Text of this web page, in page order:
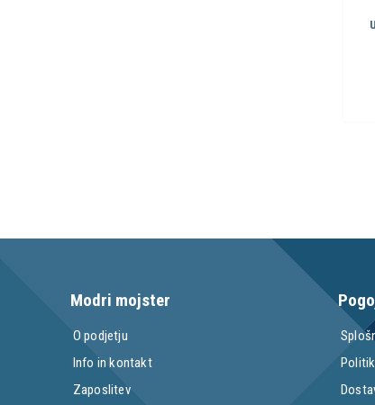
Modri mojster
O podjetju
Info in kontakt
Zaposlitev